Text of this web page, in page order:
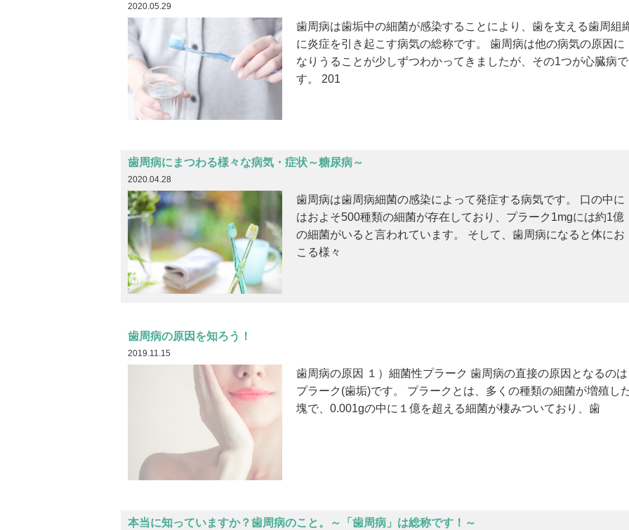
2020.05.29
歯周病は歯垢中の細菌が感染することにより、歯を支える歯周組
に炎症を引き起こす病気の総称です。 歯周病は他の病気の原因に
なりうることが少しずつわかってきましたが、その1つが心臓病で
す。 201
歯周病にまつわる様々な病気・症状～糖尿病～
2020.04.28
歯周病は歯周病細菌の感染によって発症する病気です。 口の中に
はおよそ500種類の細菌が存在しており、プラーク1mgには約1億
の細菌がいると言われています。 そして、歯周病になると体にお
こる様々
歯周病の原因を知ろう！
2019.11.15
歯周病の原因 １）細菌性プラーク 歯周病の直接の原因となるのは
プラーク(歯垢)です。 プラークとは、多くの種類の細菌が増殖し
塊で、0.001gの中に１億を超える細菌が棲みついており、歯
本当に知っていますか？歯周病のこと。～「歯周病」は総称です！～